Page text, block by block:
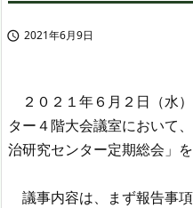
 2021年6月9日
２０２１年６月２日（水
ター４階大会議室において
治研究センター定期総会」を
議事内容は、まず報告事